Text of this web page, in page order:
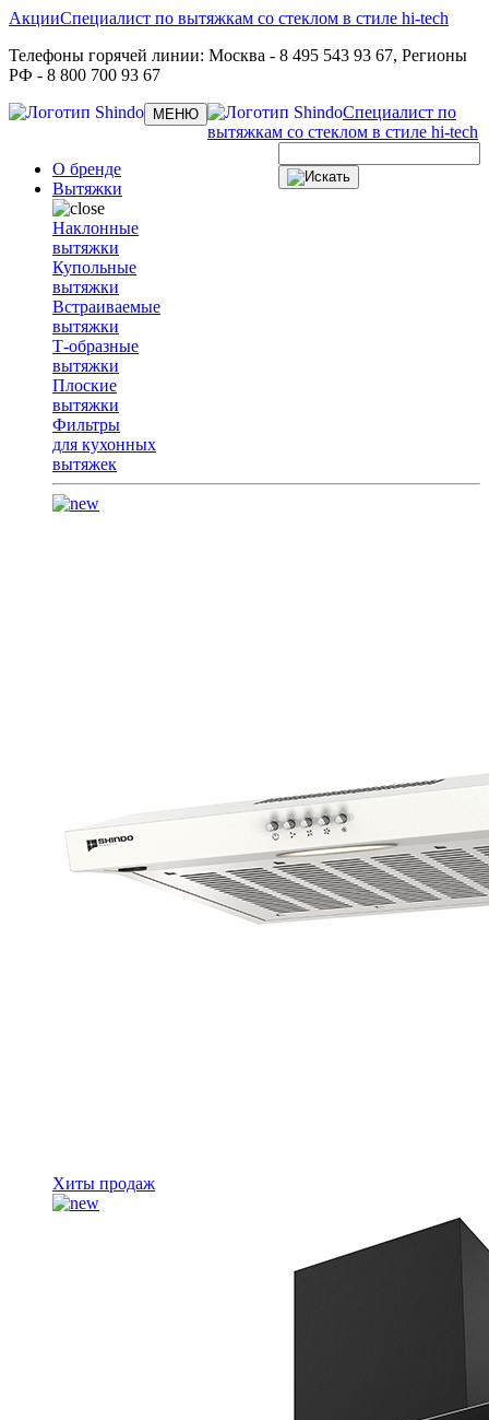
Акции
Телефоны горячей линии: Москва - 8 495 543 93 67, Регионы
РФ - 8 800 700 93 67
Специалист по вытяжкам со стеклом в стиле hi-tech
Toggle
navigation
МЕНЮ
Специалист по
вытяжкам со стеклом в стиле hi-tech
О бренде
Вытяжки
Наклонные
вытяжки
Купольные
вытяжки
Встраиваемые
вытяжки
Т-образные
вытяжки
Плоские
вытяжки
Фильтры
для кухонных
вытяжек
Хиты продаж